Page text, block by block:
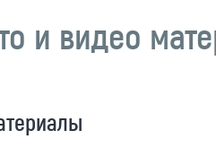
и видео